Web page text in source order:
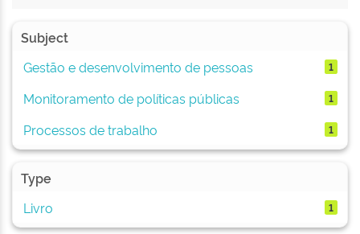
Subject
Gestão e desenvolvimento de pessoas
1
Monitoramento de políticas públicas 1
Processos de trabalho 1
Type
Livro
1